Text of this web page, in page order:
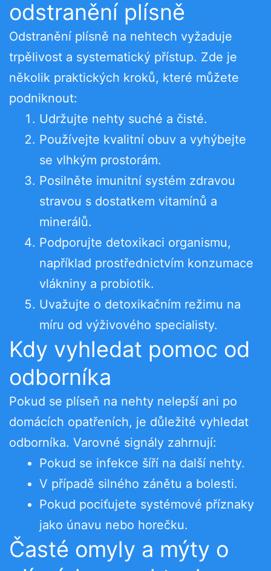
odstranění plísně
Odstranění plísně na nehtech vyžaduje
trpělivost a systematický přístup. Zde je
několik praktických kroků, které můžete
podniknout:
Udržujte nehty suché a čisté.
Používejte kvalitní obuv a vyhýbejte
se vlhkým prostorám.
Posilněte imunitní systém zdravou
stravou s dostatkem vitamínů a
minerálů.
Podporujte detoxikaci organismu,
například prostřednictvím konzumace
vlákniny a probiotik.
Uvažujte o detoxikačním režimu na
míru od výživového specialisty.
Kdy vyhledat pomoc od
odborníka
Pokud se plíseň na nehty nelepší ani po
domácích opatřeních, je důležité vyhledat
odborníka. Varovné signály zahrnují:
Pokud se infekce šíří na další nehty.
V případě silného zánětu a bolesti.
Pokud pociťujete systémové příznaky
jako únavu nebo horečku.
Časté omyly a mýty o